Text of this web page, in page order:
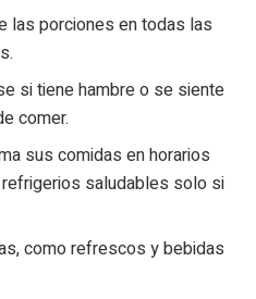
las porciones en todas las
si tiene hambre o se siente
comer.
sus comidas en horarios
saludables solo si
como refrescos y bebidas